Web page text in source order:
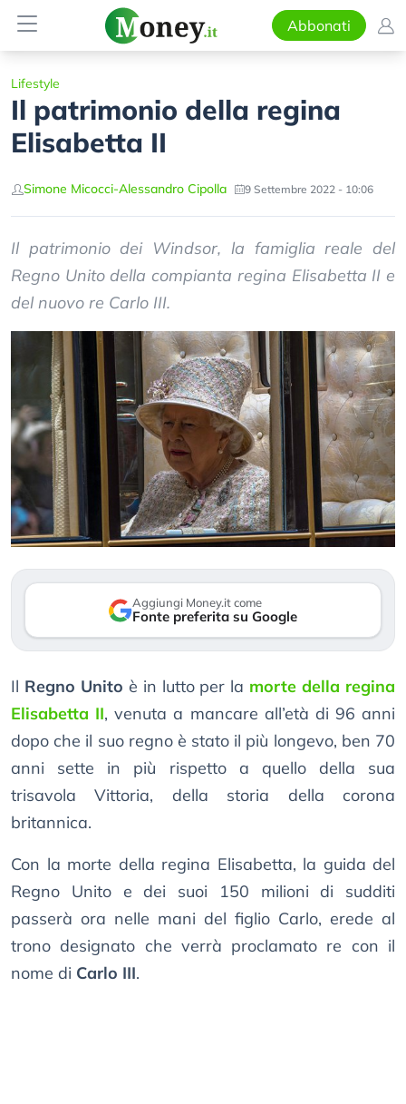
Abbonati
Lifestyle
Il patrimonio della regina
Elisabetta II
Simone Micocci-Alessandro Cipolla 9 Settembre 2022 - 10:06
Il patrimonio dei Windsor, la famiglia reale del
Regno Unito della compianta regina Elisabetta II e
del nuovo re Carlo III.
Aggiungi Money.it come
Fonte preferita su Google
Il Regno Unito è in lutto per la morte della regina
Elisabetta II, venuta a mancare all’età di 96 anni
dopo che il suo regno è stato il più longevo, ben 70
anni sette in più rispetto a quello della sua
trisavola Vittoria, della storia della corona
britannica.
Con la morte della regina Elisabetta, la guida del
Regno Unito e dei suoi 150 milioni di sudditi
passerà ora nelle mani del figlio Carlo, erede al
trono designato che verrà proclamato re con il
nome di Carlo III.